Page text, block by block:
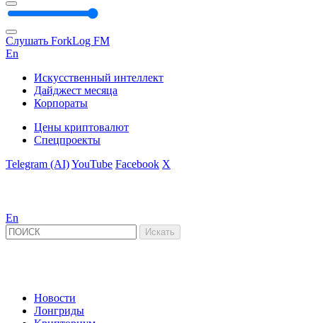
Слушать ForkLog FM
En
Искусственный интеллект
Дайджест месяца
Корпораты
Цены криптовалют
Спецпроекты
Telegram (AI)YouTube Facebook X
En
Новости
Лонгриды